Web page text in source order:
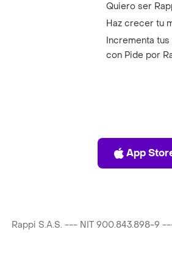
Quiero ser
Haz crecer tu
Incrementa tus
con Pide por
App
App
Rappi S.A.S. --- NIT 900.843.898-9